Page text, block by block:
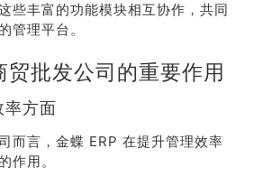
些丰富的功能模块相互协作，共同
管理平台。
贸批发公司的重要作用
率方面
而言，金蝶 ERP 在提升管理效率
作用。